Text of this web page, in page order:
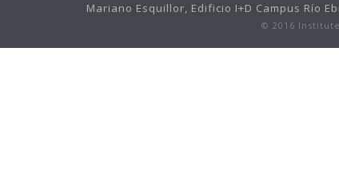
Mariano Esquillor, Edificio I+D Campus Río
© 2016